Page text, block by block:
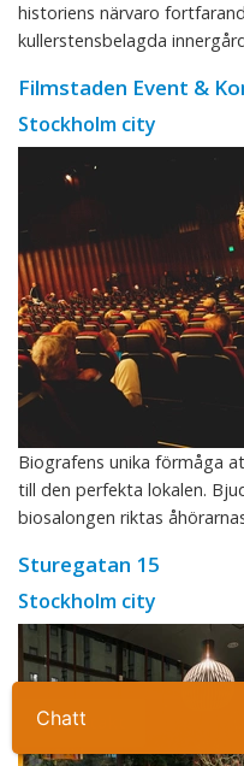
Ta kontakt
historiens närvaro
kullerstensbelagda
Filmstaden Event &
Stockholm city
Biografens unika förmåga
till den perfekta lokalen.
biosalongen riktas
Sturegatan 15
Stockholm city